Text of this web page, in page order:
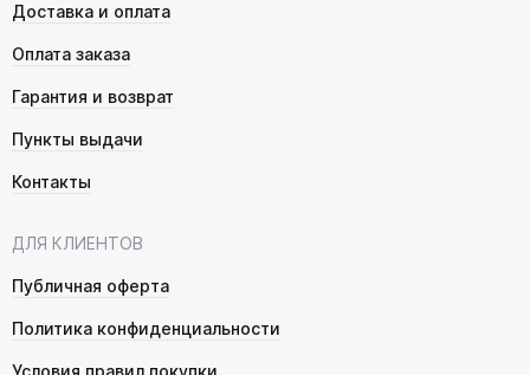
Доставка и оплата
Оплата заказа
Гарантия и возврат
Пункты выдачи
Контакты
ДЛЯ КЛИЕНТОВ
Публичная оферта
Политика конфиденциальности
Условия правил покупки